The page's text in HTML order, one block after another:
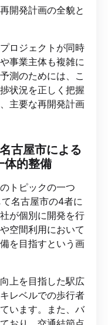
ロジェクトが同時
事業主体も複雑に
測のためには、こ
状況を正しく把握
主要な再開発計画
古屋市による
体的整備
トピックの一つ
名古屋市の4者に
が個別に開発を行
空間利用において
を目指すという画
上を目指した駅広
レベルでの歩行者
います。また、バ